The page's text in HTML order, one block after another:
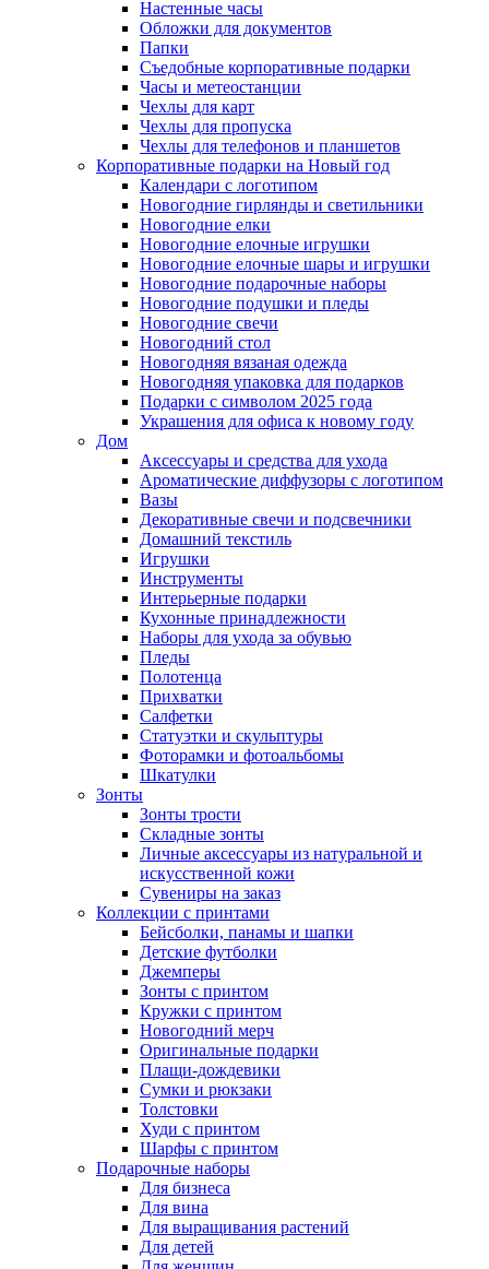
Настенные часы
Обложки для документов
Папки
Съедобные корпоративные подарки
Часы и метеостанции
Чехлы для карт
Чехлы для пропуска
Чехлы для телефонов и планшетов
Корпоративные подарки на Новый год
Календари с логотипом
Новогодние гирлянды и светильники
Новогодние елки
Новогодние елочные игрушки
Новогодние елочные шары и игрушки
Новогодние подарочные наборы
Новогодние подушки и пледы
Новогодние свечи
Новогодний стол
Новогодняя вязаная одежда
Новогодняя упаковка для подарков
Подарки с символом 2025 года
Украшения для офиса к новому году
Дом
Аксессуары и средства для ухода
Ароматические диффузоры с логотипом
Вазы
Декоративные свечи и подсвечники
Домашний текстиль
Игрушки
Инструменты
Интерьерные подарки
Кухонные принадлежности
Наборы для ухода за обувью
Пледы
Полотенца
Прихватки
Салфетки
Статуэтки и скульптуры
Фоторамки и фотоальбомы
Шкатулки
Зонты
Зонты трости
Складные зонты
Личные аксессуары из натуральной и
искусственной кожи
Сувениры на заказ
Коллекции с принтами
Бейсболки, панамы и шапки
Детские футболки
Джемперы
Зонты с принтом
Кружки с принтом
Новогодний мерч
Оригинальные подарки
Плащи-дождевики
Сумки и рюкзаки
Толстовки
Худи с принтом
Шарфы с принтом
Подарочные наборы
Для бизнеса
Для вина
Для выращивания растений
Для детей